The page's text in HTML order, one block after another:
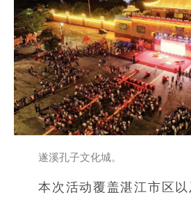
遂溪孔子文化城。
本次活动覆盖湛江市区